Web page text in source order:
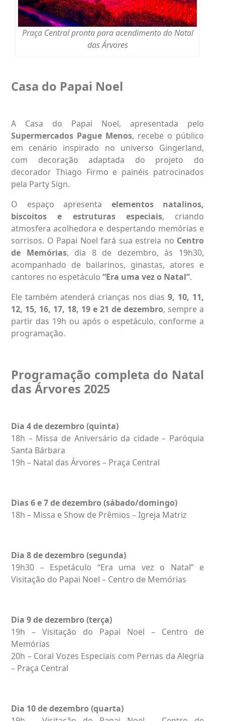
Praça Central pronta para acendimento do Natal
das Árvores
Casa do Papai Noel
A Casa do Papai Noel, apresentada pelo
Supermercados Pague Menos, recebe o público
em cenário inspirado no universo Gingerland,
com decoração adaptada do projeto do
decorador Thiago Firmo e painéis patrocinados
pela Party Sign.
O espaço apresenta elementos natalinos,
biscoitos e estruturas especiais, criando
atmosfera acolhedora e despertando memórias e
sorrisos. O Papai Noel fará sua estreia no Centro
de Memórias, dia 8 de dezembro, às 19h30,
acompanhado de bailarinos, ginastas, atores e
cantores no espetáculo “Era uma vez o Natal”.
Ele também atenderá crianças nos dias9, 10, 11,
12, 15, 16, 17, 18, 19 e 21 de dezembro, sempre a
partir das 19h ou após o espetáculo, conforme a
programação.
Programação completa do Natal
das Árvores 2025
Dia 4 de dezembro (quinta)
18h – Missa de Aniversário da cidade – Paróquia
Santa Bárbara
19h – Natal das Árvores – Praça Central
Dias 6 e 7 de dezembro (sábado/domingo)
18h – Missa e Show de Prêmios – Igreja Matriz
Dia 8 de dezembro (segunda)
19h30 – Espetáculo “Era uma vez o Natal” e
Visitação do Papai Noel – Centro de Memórias
Dia 9 de dezembro (terça)
19h – Visitação do Papai Noel – Centro de
Memórias
20h – Coral Vozes Especiais com Pernas da Alegria
– Praça Central
Dia 10 de dezembro (quarta)